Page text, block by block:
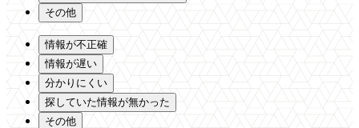
その他
情報が不正確
情報が遅い
分かりにくい
探していた情報が無かった
その他